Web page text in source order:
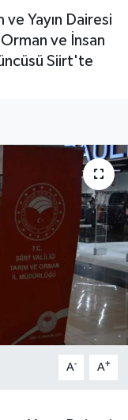
ve Yayın Dairesi
Orman ve İnsan
Siirt'te
A- A+